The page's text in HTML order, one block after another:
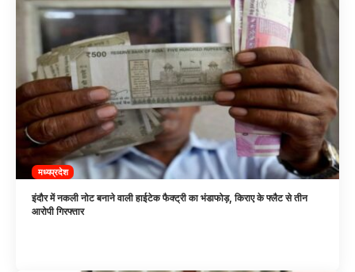
मध्यप्रदेश
इंदौर में नकली नोट बनाने वाली हाईटेक फैक्ट्री का भंडाफोड़, किराए के फ्लैट से तीन
आरोपी गिरफ्तार